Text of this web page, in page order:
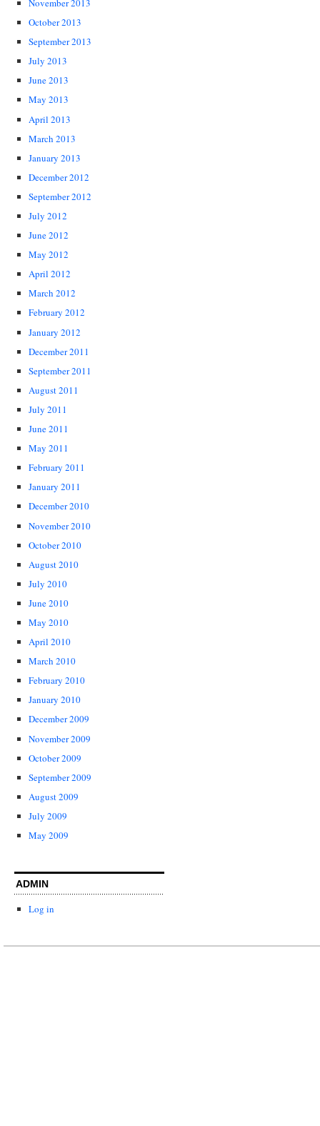
November 2013
October 2013
September 2013
July 2013
June 2013
May 2013
April 2013
March 2013
January 2013
December 2012
September 2012
July 2012
June 2012
May 2012
April 2012
March 2012
February 2012
January 2012
December 2011
September 2011
August 2011
July 2011
June 2011
May 2011
February 2011
January 2011
December 2010
November 2010
October 2010
August 2010
July 2010
June 2010
May 2010
April 2010
March 2010
February 2010
January 2010
December 2009
November 2009
October 2009
September 2009
August 2009
July 2009
May 2009
ADMIN
Log in